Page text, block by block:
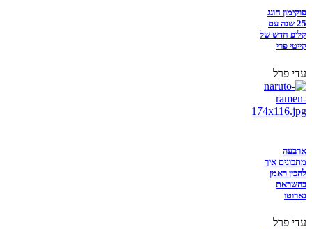
פוקימון חוגג
25 שנה עם
קליפ חדש של
קייטי פרי
עדי פרל
ארבעה
מתכונים איך
להכין ראמן
בהשראת
נארוטו
עדי פרל